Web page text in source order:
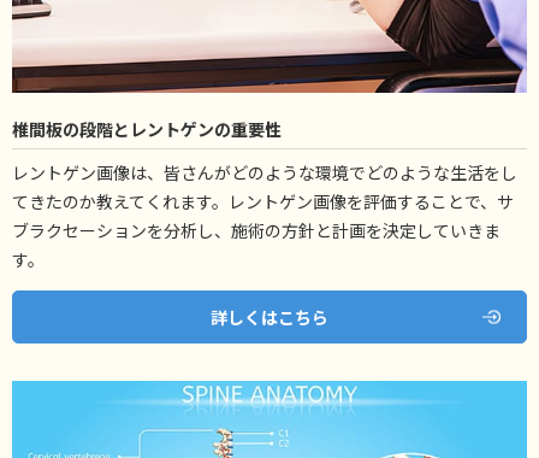
椎間板の段階とレントゲンの重要性
レントゲン画像は、皆さんがどのような環境でどのような生活をし
てきたのか教えてくれます。レントゲン画像を評価することで、サ
ブラクセーションを分析し、施術の方針と計画を決定していきま
す。
詳しくはこちら